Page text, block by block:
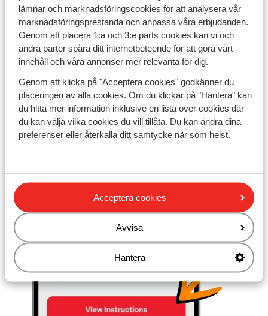
lämnar och marknadsföringscookies för att analysera vår
marknadsföringsprestanda och anpassa våra erbjudanden.
Genom att placera 1:a och 3:e parts cookies kan vi och
andra parter spåra ditt internetbeteende för att göra vårt
innehåll och våra annonser mer relevanta för dig.
Genom att klicka på "Acceptera cookies" godkänner du
placeringen av alla cookies. Om du klickar på "Hantera" kan
du hitta mer information inklusive en lista över cookies där
du kan välja vilka cookies du vill tillåta. Du kan ändra dina
preferenser eller återkalla ditt samtycke när som helst.
Acceptera cookies
Avvisa
Hantera